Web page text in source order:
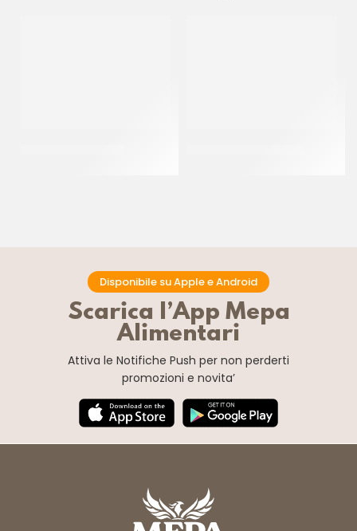
Disponibile su Apple e Android
Scarica l’App Mepa
Alimentari
Attiva le Notifiche Push per non perderti
promozioni e novita’